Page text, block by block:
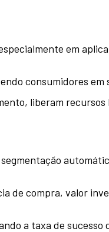
em
consumidores em
liberam
de compra, valor
a taxa de sucesso